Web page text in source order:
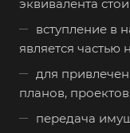
эквивалента
вступление в
является частью
для
планов,
передача